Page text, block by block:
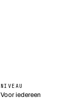
NIVEAU
Voor iedereen